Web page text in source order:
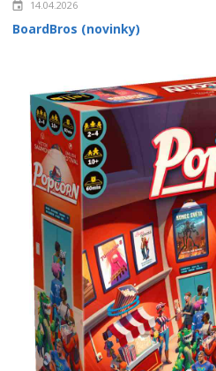
14.04.2026
BoardBros (novinky)